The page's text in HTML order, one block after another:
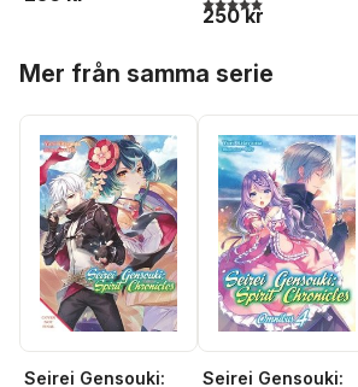
250 kr
Mer från samma serie
Seirei Gensouki:
Seirei Gensouki: